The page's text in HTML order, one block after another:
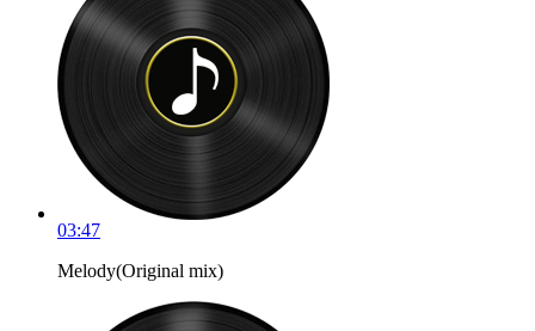
03:47
Melody(Original mix)